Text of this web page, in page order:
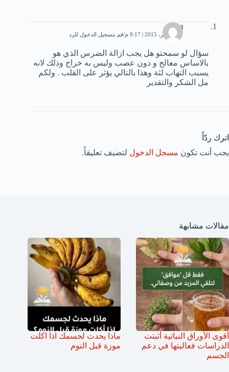
Mm
10 نوفمبر، 2015 | 9:17 م قم بتسجيل الدخول للرد
سؤال لو سمحتو هل يجب ازالة الضرس الذي هو
بالاساس معالج و دون عصب وليس به خراج وذلك لانه
يسبب التهاب لثة وهذا بالتالي يؤثر على القلب . ولكم
مل الشكر والتقدير
اترك ردّاً
يجب أنت تكون مسجل الدخول لتضيف تعليقاً.
مقالات مشابهة
أقوى الأوراق النباتية أثبتت
الدراسات فعاليتها في دعم
الجسم
ماذا يحدث لجسمك اذا اكلت
موزة قبل النوم